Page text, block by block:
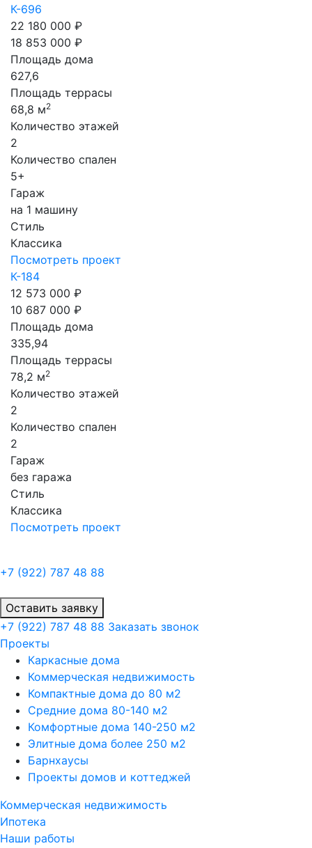
К-696
22 180 000 ₽
18 853 000 ₽
Площадь дома
627,6
Площадь террасы
68,8 м2
Количество этажей
2
Количество спален
5+
Гараж
на 1 машину
Стиль
Классика
Посмотреть проект
К-184
12 573 000 ₽
10 687 000 ₽
Площадь дома
335,94
Площадь террасы
78,2 м2
Количество этажей
2
Количество спален
2
Гараж
без гаража
Стиль
Классика
Посмотреть проект
+7 (922) 787 48 88
Оставить заявку
+7 (922) 787 48 88 Заказать звонок
Проекты
Каркасные дома
Коммерческая недвижимость
Компактные дома до 80 м2
Средние дома 80-140 м2
Комфортные дома 140-250 м2
Элитные дома более 250 м2
Барнхаусы
Проекты домов и коттеджей
Коммерческая недвижимость
Ипотека
Наши работы